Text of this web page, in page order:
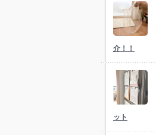
介！！
ット